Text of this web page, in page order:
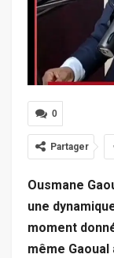
0
Partager
Ousmane
une
moment
même